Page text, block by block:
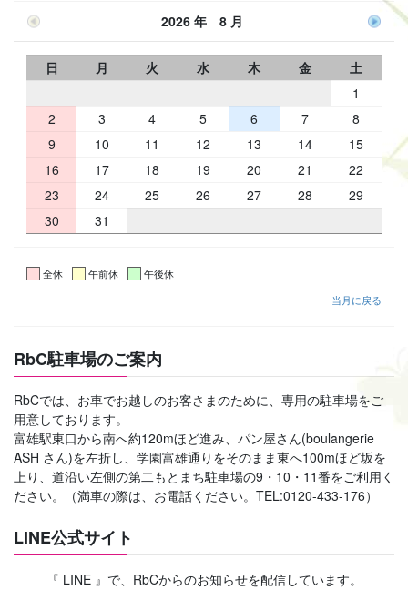
2026 年 8 月
日 月 火 水 木 金
土
1
2
3 4 5 6 7
8
9
10 11 12 13 14
15
16
17 18 19 20 21
22
23
24 25 26 27 28
29
30
31
全休 午前休
午後休
当月に戻る
RbC駐車場のご案内
RbCでは、お車でお越しのお客さまのために、専用の駐車場をご
用意しております。
富雄駅東口から南へ約120mほど進み、パン屋さん(boulangerie
ASH さん)を左折し、学園富雄通りをそのまま東へ100mほど坂を
上り、道沿い左側の第二もとまち駐車場の9・10・11番をご利用く
ださい。（満車の際は、お電話ください。TEL:0120-433-176）
LINE公式サイト
『 LINE 』で、RbCからのお知らせを配信しています。